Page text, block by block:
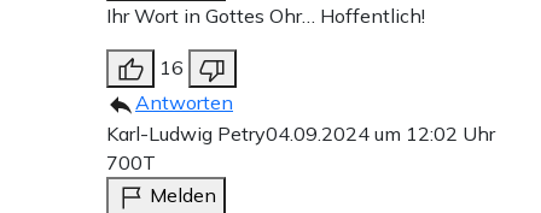
Ihr Wort in Gottes Ohr… Hoffentlich!
16
Antworten
Karl-Ludwig Petry04.09.2024 um 12:02 Uhr
700T
Melden